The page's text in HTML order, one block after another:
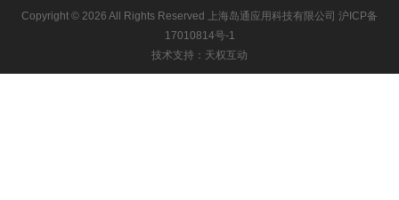
Copyright © 2026 All Rights Reserved 上海岛通应用科技有限公司 沪ICP备
17010814号-1
技术支持：天权互动